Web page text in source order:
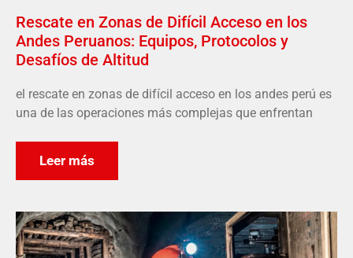
Rescate en Zonas de Difícil Acceso en los
Andes Peruanos: Equipos, Protocolos y
Desafíos de Altitud
el rescate en zonas de difícil acceso en los andes perú es
una de las operaciones más complejas que enfrentan
Leer más